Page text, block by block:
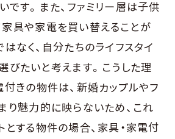
です。また、ファミリー層は子供
具や家電を買い替えることが
はなく、自分たちのライフスタイ
びたいと考えます。こうした理
付きの物件は、新婚カップルやフ
り魅力的に映らないため、これ
とする物件の場合、家具・家電付